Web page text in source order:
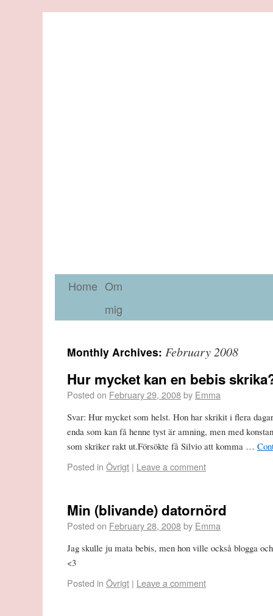
Home Om
mig
Monthly Archives: February 2008
Hur mycket kan en bebis
Posted on February 29, 2008by Emma
Svar: Hur mycket som helst. Hon har skrikit i flera
enda som kan få henne tyst är amning, men med
som skriker rakt ut.Försökte få Silvio att komma …
Posted in Övrigt | Leave a comment
Min (blivande) datornörd
Posted on February 28, 2008by Emma
Jag skulle ju mata bebis, men hon ville också blogga
<3
Posted in Övrigt | Leave a comment